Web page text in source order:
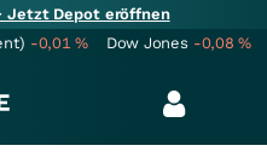
Jetzt Depot eröffnen
-0,01% Dow Jones -0,08%